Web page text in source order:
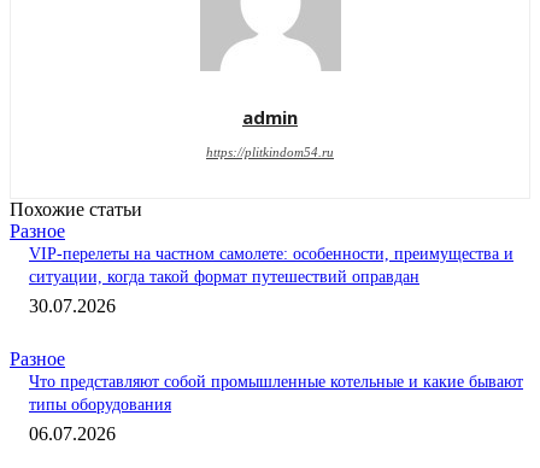
admin
https://plitkindom54.ru
Похожие статьи
Разное
VIP-перелеты на частном самолете: особенности, преимущества и
ситуации, когда такой формат путешествий оправдан
30.07.2026
Разное
Что представляют собой промышленные котельные и какие бывают
типы оборудования
06.07.2026